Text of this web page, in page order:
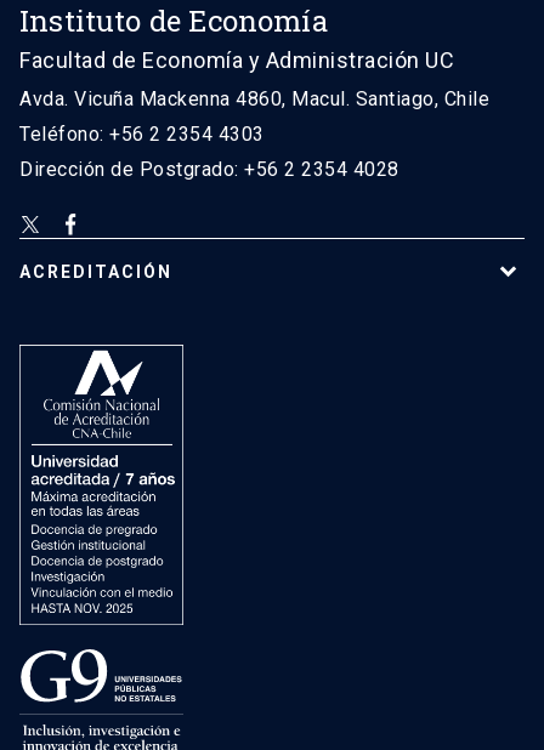
Instituto de Economía
Facultad de Economía y Administración UC
Avda. Vicuña Mackenna 4860, Macul. Santiago, Chile
Teléfono: +56 2 2354 4303
Dirección de Postgrado: +56 2 2354 4028
ACREDITACIÓN